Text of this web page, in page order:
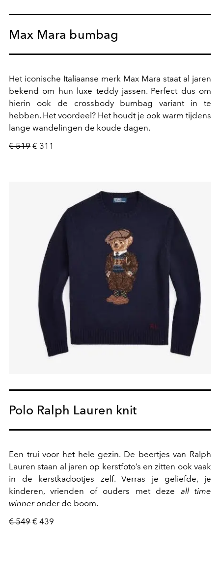
Max Mara bumbag
Het iconische Italiaanse merk Max Mara staat al jaren
bekend om hun luxe teddy jassen. Perfect dus om
hierin ook de crossbody bumbag variant in te
hebben. Het voordeel? Het houdt je ook warm tijdens
lange wandelingen de koude dagen.
€ 519 € 311
Polo Ralph Lauren knit
Een trui voor het hele gezin. De beertjes van Ralph
Lauren staan al jaren op kerstfoto’s en zitten ook vaak
in de kerstkadootjes zelf. Verras je geliefde, je
kinderen, vrienden of ouders met deze all time
winneronder de boom.
€ 549 € 439